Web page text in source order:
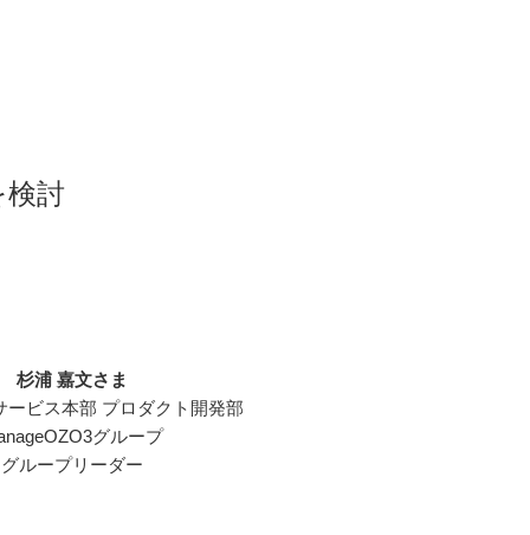
検討
杉浦 嘉文さま
ービス本部 プロダクト開発部
グループ
グループリーダー